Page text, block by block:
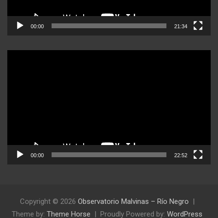
00:00 21:34
00:00 22:52
Copyright © 2026 Observatorio Malvinas – Río Negro
Theme by: Theme Horse Proudly Powered by: WordPress